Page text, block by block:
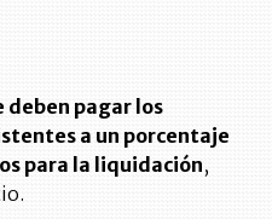
deben pagar los
a un porcentaje
para la liquidación,